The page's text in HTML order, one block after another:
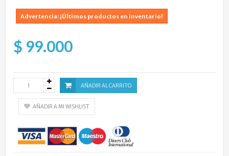
Advertencia: ¡Últimos productos en inventario!
$ 99.000
AÑADIR AL CARRITO
AÑADIR A MI WISHLIST